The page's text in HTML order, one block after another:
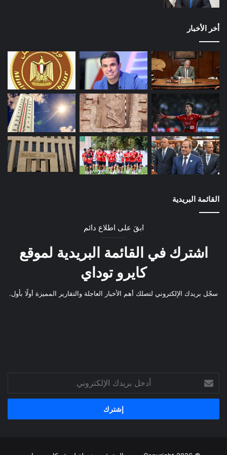
أخر الأخبار
القائمة البريدية
ابقَ على اطلاع دائم
اشترك في القائمة البريدية لموقع
كايرو توداي
سجّل بريدك الإلكتروني لتصلك أهم الأخبار العاجلة والتقارير المميزة أولًا بأول.
أدخل
بريدك
الإلكتروني